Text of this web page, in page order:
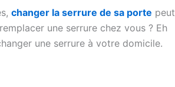
changer la serrure de sa porte peut
une serrure chez vous ? Eh
une serrure à votre domicile.